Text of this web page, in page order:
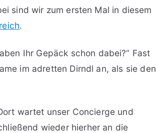
sind wir zum ersten Mal in diesem
.
Ihr Gepäck schon dabei?“ Fast
im adretten Dirndl an, als sie den
wartet unser Concierge und
wieder hierher an die